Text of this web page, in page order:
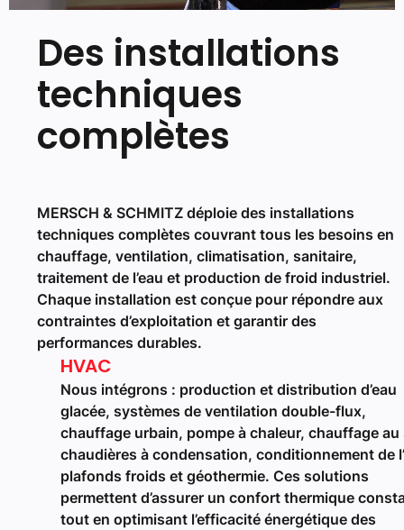
Des installations
techniques
complètes
MERSCH & SCHMITZ déploie des installations
techniques complètes couvrant tous les besoins en
chauffage, ventilation, climatisation, sanitaire,
traitement de l’eau et production de froid industriel.
Chaque installation est conçue pour répondre aux
contraintes d’exploitation et garantir des
performances durables.
HVAC
Nous intégrons : production et distribution d’eau
glacée, systèmes de ventilation double-flux,
chauffage urbain, pompe à chaleur, chauffage au
chaudières à condensation, conditionnement de
plafonds froids et géothermie. Ces solutions
permettent d’assurer un confort thermique
tout en optimisant l’efficacité énergétique des